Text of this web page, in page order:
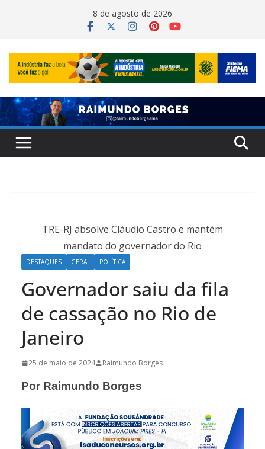
8 de agosto de 2026
TRE-RJ absolve Cláudio Castro e mantém
mandato do governador do Rio
DESTAQUES GERAL POLÍTICA
Governador saiu da fila
de cassação no Rio de
Janeiro
25 de maio de 2024 Raimundo Borges
Por Raimundo Borges